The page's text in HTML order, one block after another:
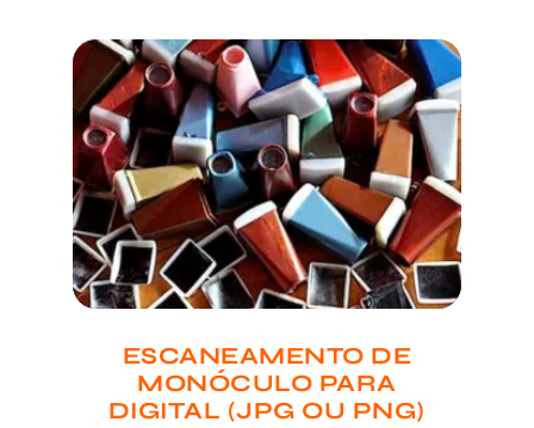
ESCANEAMENTO DE
MONÓCULO PARA
DIGITAL (JPG OU PNG)